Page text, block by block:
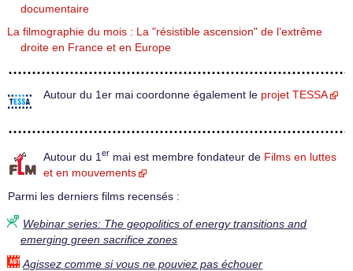
documentaire
La filmographie du mois : La "résistible ascension" de l’extrême
droite en France et en Europe
Autour du 1er mai coordonne également le projet TESSA
Autour du 1 er mai est membre fondateur de Films en luttes
et en mouvements
Parmi les derniers films recensés :
Webinar series: The geopolitics of energy transitions and
emerging green sacrifice zones
Agissez comme si vous ne pouviez pas échouer